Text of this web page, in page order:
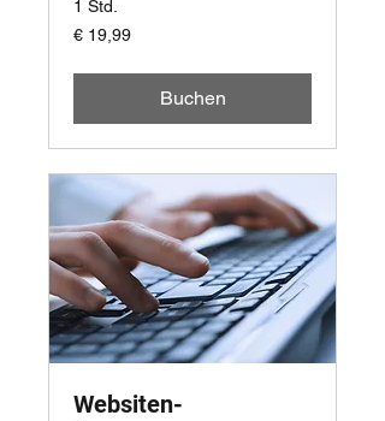
1 Std.
19,99
Euro
€ 19,99
Buchen
Websiten-